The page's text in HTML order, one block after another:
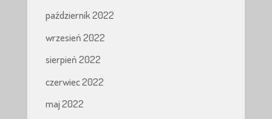
październik 2022
wrzesień 2022
sierpień 2022
czerwiec 2022
maj 2022